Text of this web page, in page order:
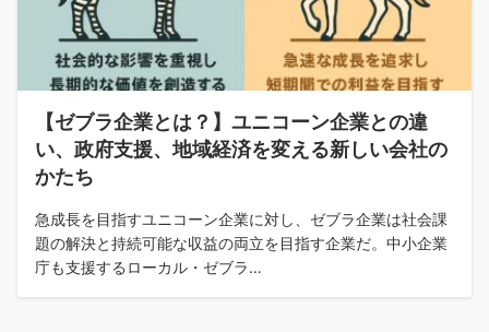
【ゼブラ企業とは？】ユニコーン企業との違
い、政府支援、地域経済を変える新しい会社の
かたち
急成長を目指すユニコーン企業に対し、ゼブラ企業は社会課
題の解決と持続可能な収益の両立を目指す企業だ。中小企業
庁も支援するローカル・ゼブラ…